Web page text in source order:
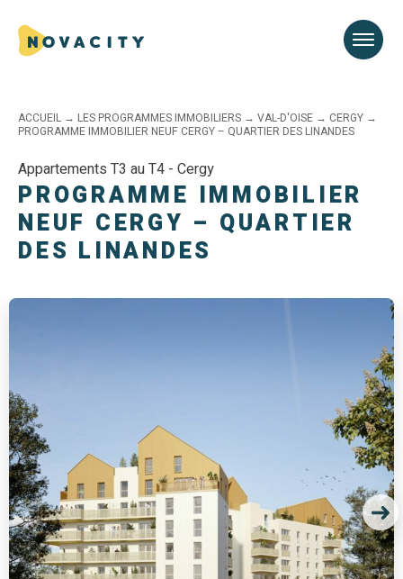
ACCUEIL → LES PROGRAMMES IMMOBILIERS → VAL-D'OISE → CERGY →
PROGRAMME IMMOBILIER NEUF CERGY – QUARTIER DES LINANDES
Appartements T3 au T4 - Cergy
PROGRAMME IMMOBILIER
NEUF CERGY – QUARTIER
DES LINANDES